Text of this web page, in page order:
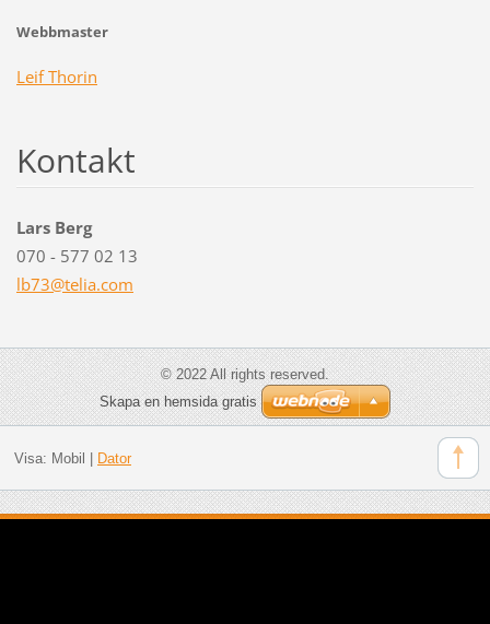
Webbmaster
Leif Thorin
Kontakt
Lars Berg
070 - 577 02 13
lb73@telia.com
© 2022 All rights reserved.
Skapa en hemsida gratis
Visa: Mobil Dator